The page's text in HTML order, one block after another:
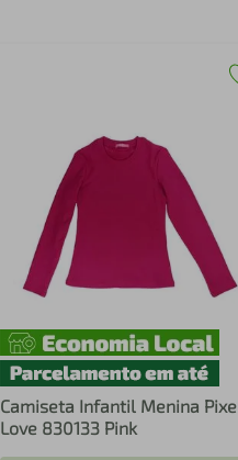
Camiseta Infantil Menina Pixe
Love 830133 Pink